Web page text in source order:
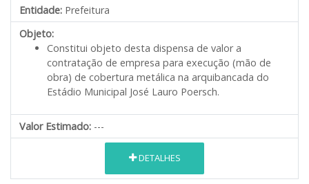
Entidade: Prefeitura
Objeto:
Constitui objeto desta dispensa de valor a
contratação de empresa para execução (mão de
obra) de cobertura metálica na arquibancada do
Estádio Municipal José Lauro Poersch.
Valor Estimado: ---
DETALHES